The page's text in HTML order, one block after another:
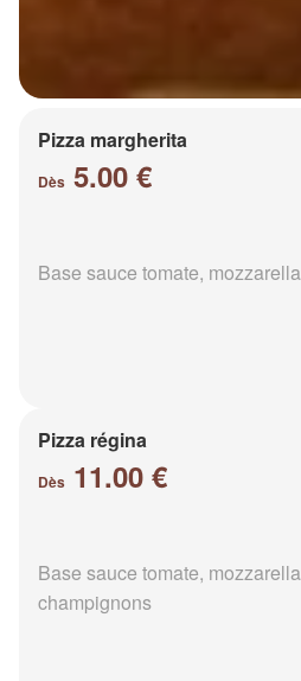
Pizza margherita
Dès 5.00 €
Base sauce tomate, mozzarella
Pizza régina
Dès 11.00 €
Base sauce tomate,
champignons